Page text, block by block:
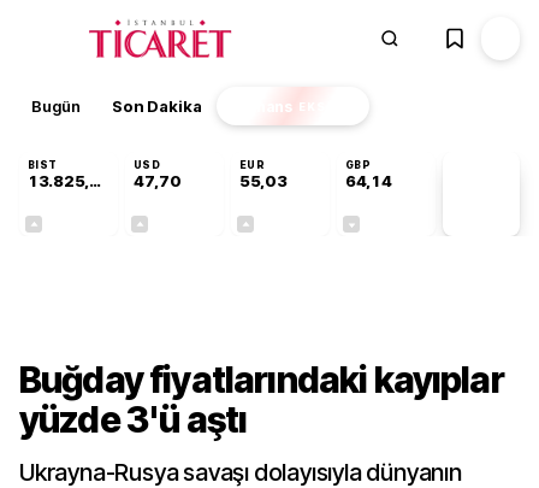
Bugün Son Dakika Finans EKSTRA
BIST
13.825,88
USD
47,70
EUR
55,03
GBP
64,14
Buğday fiyatlarındaki kayıplar
yüzde 3'ü aştı
Ukrayna-Rusya savaşı dolayısıyla dünyanın